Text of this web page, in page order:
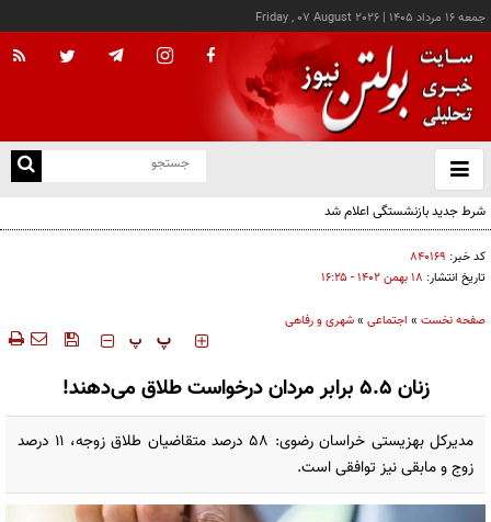
جمعه ۱۶ مرداد ۱۴۰۵ |
Friday , 07 August 2026
باز
و
شرط جدید بازنشستگی اعلام شد
کد خبر: ۸۴۰۱۶۹
تاریخ انتشار: ۱۸ بهمن ۱۴۰۲ - ۱۶:۲۵
صفحه نخست » اجتماعی »شهری و رفاهی
‍‍‍ پ پ
زنان ۵.۵ برابر مردان درخواست طلاق می‌دهند!
مدیرکل بهزیستی خراسان رضوی: ۵۸ درصد متقاضیان طلاق زوجه، ۱۱ درصد
زوج و مابقی نیز توافقی است.